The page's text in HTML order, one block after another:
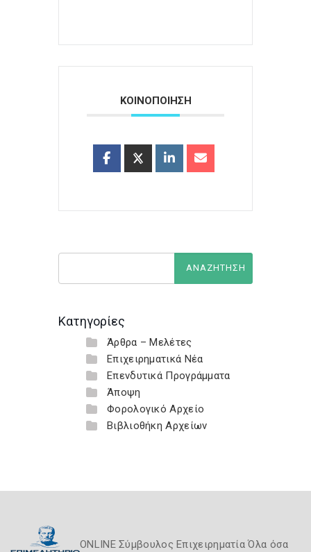
ΚΟΙΝΟΠΟΙΗΣΗ
Κατηγορίες
Άρθρα – Μελέτες
Επιχειρηματικά Νέα
Επενδυτικά Προγράμματα
Άποψη
Φορολογικό Αρχείο
Βιβλιοθήκη Αρχείων
ONLINE Σύμβουλος Επιχειρηματία Όλα όσα